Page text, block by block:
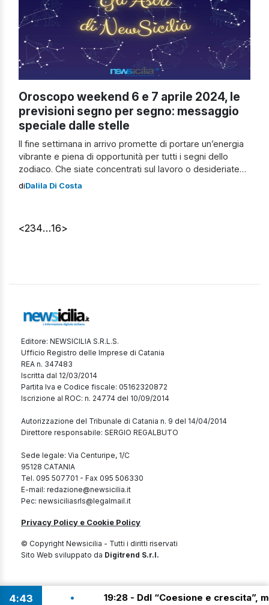
Oroscopo weekend 6 e 7 aprile 2024, le
previsioni segno per segno: messaggio
speciale dalle stelle
Il fine settimana in arrivo promette di portare un’energia
vibrante e piena di opportunità per tutti i segni dello
zodiaco. Che siate concentrati sul lavoro o desideriate
approfittare delle dolci emozioni dell’amore, le stelle
diDalila Di Costa
<234…16>
Editore: NEWSICILIA S.R.L.S.
Ufficio Registro delle Imprese di Catania
REA n. 347483
Iscritta dal 12/03/2014
Partita Iva e Codice fiscale: 05162320872
Iscrizione al ROC: n. 24774 del 10/09/2014
Autorizzazione del Tribunale di Catania n. 9 del 14/04/2014
Direttore responsabile: SERGIO REGALBUTO
Sede legale: Via Centuripe, 1/C
95128 CATANIA
Tel. 095 507701 - Fax 095 506330
E-mail: redazione@newsicilia.it
Pec: newsiciliasrls@legalmail.it
Privacy Policy e Cookie Policy
© Copyright Newsicilia - Tutti i diritti riservati
Sito Web sviluppato da Digitrend S.r.l.
4 43• 19:28 - Ddl “Coesione e crescita”,